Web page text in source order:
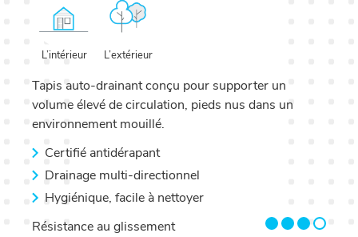
L’intérieur L’extérieur
Tapis auto-drainant conçu pour supporter un
volume élevé de circulation, pieds nus dans un
environnement mouillé.
Certifié antidérapant
Drainage multi-directionnel
Hygiénique, facile à nettoyer
Résistance au glissement
3/4